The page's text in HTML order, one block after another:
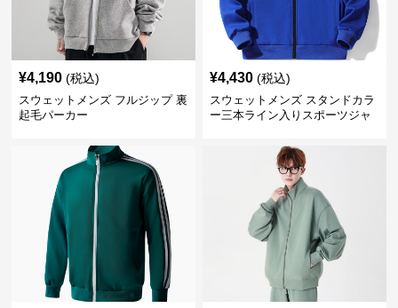
¥4,190 (税込)
スウェットメンズ フルジップ 裏
起毛パーカー
¥4,430 (税込)
スウェットメンズ スタンドカラ
ー三本ライン入りスポーツジャ